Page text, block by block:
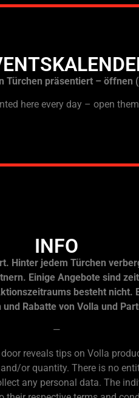
Türchen präsentiert –
here every day – open
INFO
Hinter jedem Türchen
Einige Angebote sind
besteht nicht.
Rabatte von Volla und
—
reveals tips on Volla
or quantity. There is no
any personal data. The